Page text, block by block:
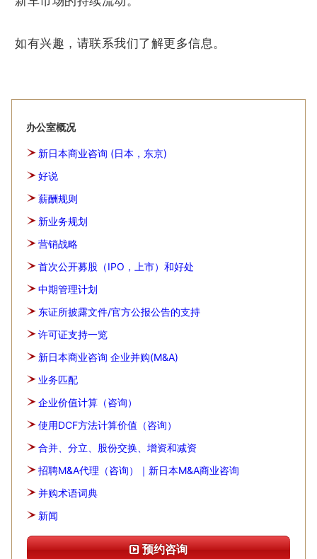
如有兴趣，请联系我们了解更多信息。
办公室概况
新日本商业咨询 (日本，东京)
好说
薪酬规则
新业务规划
营销战略
首次公开募股（IPO，上市）和好处
中期管理计划
东证所披露文件/官方公报公告的支持
许可证支持一览
新日本商业咨询 企业并购(M&A)
业务匹配
企业价值计算（咨询）
使用DCF方法计算价值（咨询）
合并、分立、股份交换、增资和减资
招聘M&A代理（咨询）｜新日本M&A商业咨询
并购术语词典
新闻
预约咨询